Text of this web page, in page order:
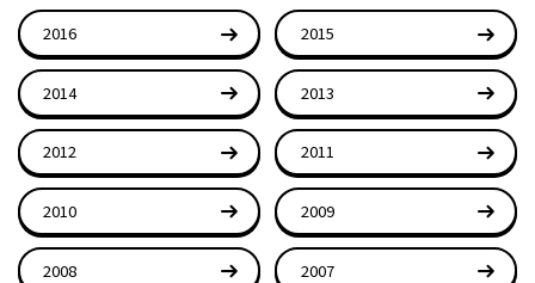
2016 2015
2014 2013
2012 2011
2010 2009
2008 2007